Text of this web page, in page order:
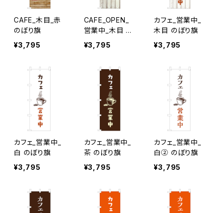
CAFE_木目_赤
のぼり旗
¥3,795
CAFE_OPEN_
営業中_木目 の
ぼり旗
¥3,795
カフェ_営業中_
木目 のぼり旗
¥3,795
カフェ_営業中_
白 のぼり旗
¥3,795
カフェ_営業中_
茶 のぼり旗
¥3,795
カフェ_営業中_
白② のぼり旗
¥3,795